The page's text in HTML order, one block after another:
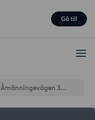
Gå till
Åmänningevägen 3...